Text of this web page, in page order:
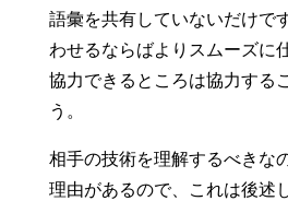
語彙を共有していないだけで
わせるならばよりスムーズに
協力できるところは協力する
う。
相手の技術を理解するべきな
理由があるので、これは後述